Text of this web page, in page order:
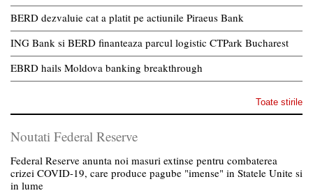
BERD dezvaluie cat a platit pe actiunile Piraeus Bank
ING Bank si BERD finanteaza parcul logistic CTPark Bucharest
EBRD hails Moldova banking breakthrough
Toate stirile
Noutati Federal Reserve
Federal Reserve anunta noi masuri extinse pentru combaterea
crizei COVID-19, care produce pagube "imense" in Statele Unite si
in lume